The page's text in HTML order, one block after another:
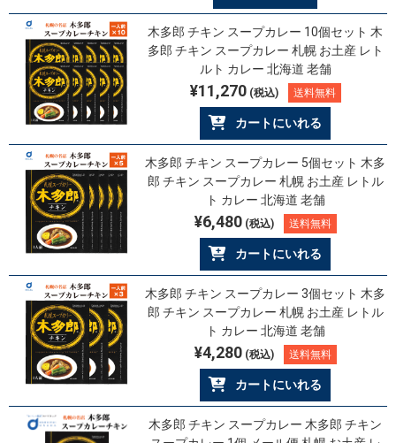
木多郎 チキン スープカレー 10個セット 木
多郎 チキン スープカレー 札幌 お土産 レト
ルト カレー 北海道 老舗
¥11,270(税込) 送料無料
カートにいれる
木多郎 チキン スープカレー 5個セット 木多
郎 チキン スープカレー 札幌 お土産 レトル
ト カレー 北海道 老舗
¥6,480(税込) 送料無料
カートにいれる
木多郎 チキン スープカレー 3個セット 木多
郎 チキン スープカレー 札幌 お土産 レトル
ト カレー 北海道 老舗
¥4,280(税込) 送料無料
カートにいれる
木多郎 チキン スープカレー 木多郎 チキン